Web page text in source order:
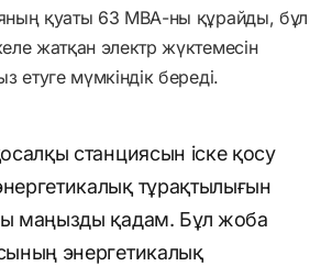
қуаты 63 МВА-ны құрайды, бұл
жатқан электр жүктемесін
етуге мүмкіндік береді.
станциясын іске қосу
тұрақтылығын
маңызды қадам. Бұл жоба
энергетикалық